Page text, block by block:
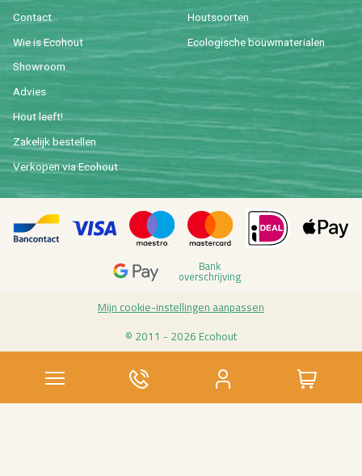
Con­tact
Wie is Eco­hout
Show­room
Ad­vies
Hout leeft!
Za­ke­lijk be­stel­len
Ver­ko­pen via Eco­hout
Hout­soor­ten
Eco­lo­gi­sche bouw­ma­te­ri­a­len
Bank
over­schrij­ving
Mijn coo­kie-in­stel­lin­gen aan­pas­sen
© 2011 - 2026 Eco­hout